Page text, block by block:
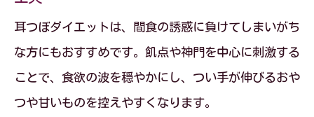
耳つぼダイエットは、間食の誘惑に負けてしまいがち
な方にもおすすめです。飢点や神門を中心に刺激する
ことで、食欲の波を穏やかにし、つい手が伸びるおや
つや甘いものを控えやすくなります。